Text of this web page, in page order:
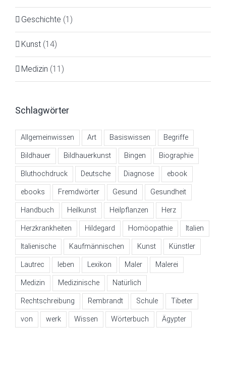
Geschichte (1)
Kunst (14)
Medizin (11)
Schlagwörter
Allgemeinwissen Art Basiswissen Begriffe
Bildhauer Bildhauerkunst Bingen Biographie
Bluthochdruck Deutsche Diagnose ebook
ebooks Fremdwörter Gesund Gesundheit
Handbuch Heilkunst Heilpflanzen Herz
Herzkrankheiten Hildegard Homöopathie Italien
Italienische Kaufmännischen Kunst Künstler
Lautrec leben Lexikon Maler Malerei
Medizin Medizinische Natürlich
Rechtschreibung Rembrandt Schule Tibeter
von werk Wissen Wörterbuch Ägypter